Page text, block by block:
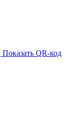
Показать QR-код